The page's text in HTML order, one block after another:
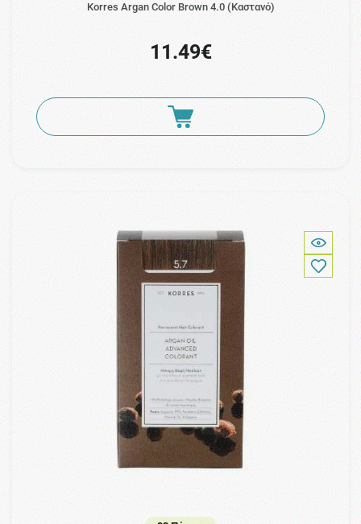
Korres Argan Color Brown 4.0 (Καστανό)
11.49€